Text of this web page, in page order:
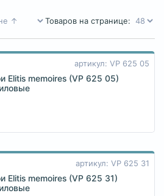
Товаров на странице:
артикул: VP 625 05
Elitis memoires (VP 625 05)
артикул: VP 625 31
Elitis memoires (VP 625 31)